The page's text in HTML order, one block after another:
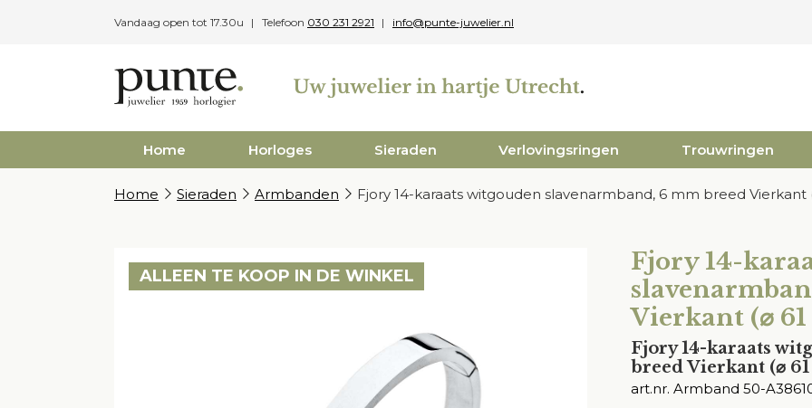
Vandaag open tot 17.30u Telefoon 030 231 2921 info@punte-juwelier.nl
Home Horloges Sieraden Verlovingsringen Trouwringen
Home Sieraden Armbanden Fjory 14-karaats witgouden slavenarmband, 6 mm breed Vierkant
ALLEEN TE KOOP IN DE WINKEL
Fjory 14-
Vierkant (⌀
Fjory 14-karaats
breed Vierkant (⌀
art.nr. Armband 50-